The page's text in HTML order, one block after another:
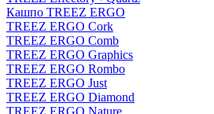
Кашпо TREEZ ERGO
TREEZ ERGO Cork
TREEZ ERGO Comb
TREEZ ERGO Graphics
TREEZ ERGO Rombo
TREEZ ERGO Just
TREEZ ERGO Diamond
TREEZ ERGO Nature